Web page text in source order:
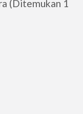
(Ditemukan 1